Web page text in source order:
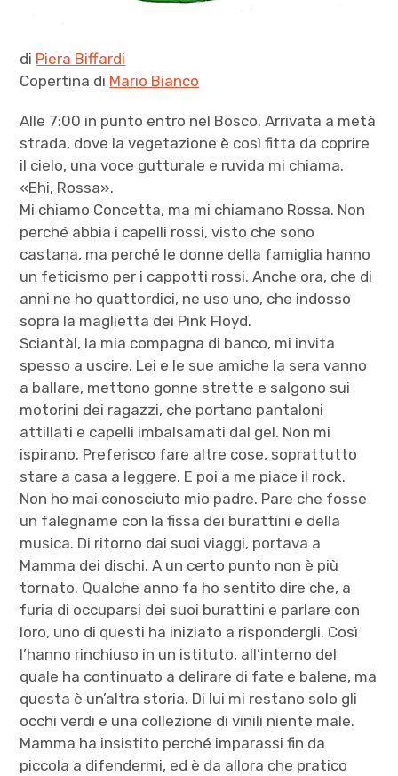
di Piera Biffardi
Copertina di Mario Bianco
Alle 7:00 in punto entro nel Bosco. Arrivata a metà
strada, dove la vegetazione è così fitta da coprire
il cielo, una voce gutturale e ruvida mi chiama.
«Ehi, Rossa».
Mi chiamo Concetta, ma mi chiamano Rossa. Non
perché abbia i capelli rossi, visto che sono
castana, ma perché le donne della famiglia hanno
un feticismo per i cappotti rossi. Anche ora, che di
anni ne ho quattordici, ne uso uno, che indosso
sopra la maglietta dei Pink Floyd.
Sciantàl, la mia compagna di banco, mi invita
spesso a uscire. Lei e le sue amiche la sera vanno
a ballare, mettono gonne strette e salgono sui
motorini dei ragazzi, che portano pantaloni
attillati e capelli imbalsamati dal gel. Non mi
ispirano. Preferisco fare altre cose, soprattutto
stare a casa a leggere. E poi a me piace il rock.
Non ho mai conosciuto mio padre. Pare che fosse
un falegname con la fissa dei burattini e della
musica. Di ritorno dai suoi viaggi, portava a
Mamma dei dischi. A un certo punto non è più
tornato. Qualche anno fa ho sentito dire che, a
furia di occuparsi dei suoi burattini e parlare con
loro, uno di questi ha iniziato a rispondergli. Così
l’hanno rinchiuso in un istituto, all’interno del
quale ha continuato a delirare di fate e balene, ma
questa è un’altra storia. Di lui mi restano solo gli
occhi verdi e una collezione di vinili niente male.
Mamma ha insistito perché imparassi fin da
piccola a difendermi, ed è da allora che pratico